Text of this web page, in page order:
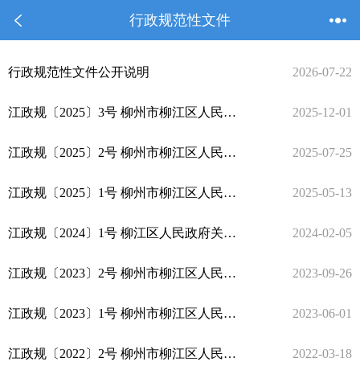
行政规范性文件
行政规范性文件公开说明 2026-07-22
江政规〔2025〕3号 柳州市柳江区人民政府关于印发《柳州市柳江区乡村地区“通则式”规划管理规定（试行）》的通知 2025-12-01
江政规〔2025〕2号 柳州市柳江区人民政府关于印发《柳州市柳江区分布式光伏发电安全管理暂行办法》的通知 2025-07-25
江政规〔2025〕1号 柳州市柳江区人民政府关于印发《柳州市柳江区政府投资项目管理办法（2025年修订版）》的通知 2025-05-13
江政规〔2024〕1号 柳江区人民政府关于印发《柳州市柳江区公共租赁住房管理办法》的通知 2024-02-05
江政规〔2023〕2号 柳州市柳江区人民政府关于印发柳州市柳江区污染天气应急预案（2023年修订）的通知 2023-09-26
江政规〔2023〕1号 柳州市柳江区人民政府 关于印发《柳州市柳江区被征收 土地上青苗和附着物补偿暂行办法》的通知 2023-06-01
江政规〔2022〕2号 柳州市柳江区人民政府关于印发《柳州市柳江区农村饮水安全工程运行管理细则（试行）》的通知 2022-03-18